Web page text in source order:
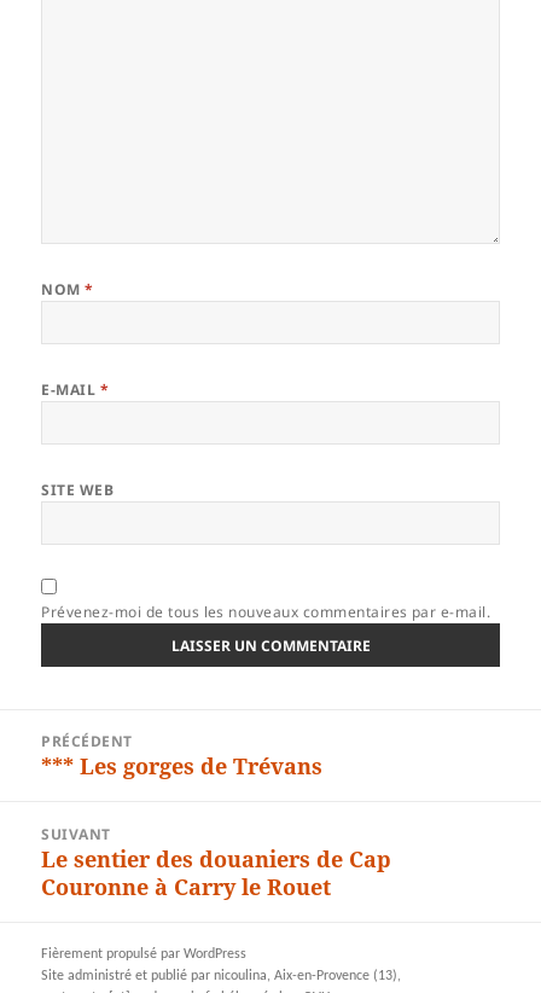
NOM*
E-MAIL *
SITE WEB
Prévenez-moi de tous les nouveaux commentaires par e-mail.
l’article
PRÉCÉDENT
Article
*** Les gorges de Trévans
SUIVANT
Article
suivant :
Le sentier des douaniers de Cap
Couronne à Carry le Rouet
Fièrement propulsé par WordPress
Site administré et publié par nicoulina, Aix-en-Provence (13),